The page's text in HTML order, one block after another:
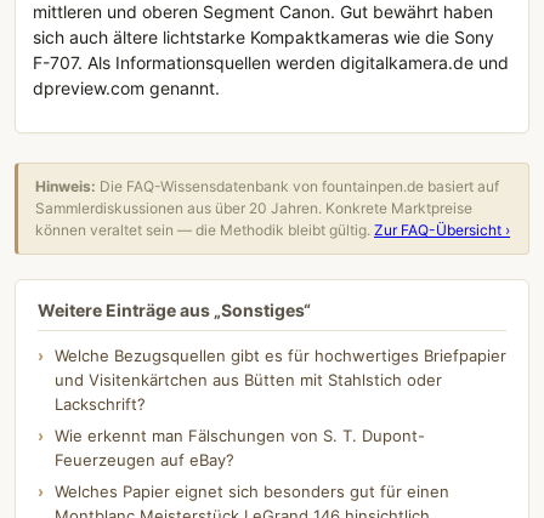
mittleren und oberen Segment Canon. Gut bewährt haben
sich auch ältere lichtstarke Kompaktkameras wie die Sony
F-707. Als Informationsquellen werden digitalkamera.de und
dpreview.com genannt.
Hinweis: Die FAQ-Wissensdatenbank von fountainpen.de basiert auf
Sammlerdiskussionen aus über 20 Jahren. Konkrete Marktpreise
können veraltet sein — die Methodik bleibt gültig. Zur FAQ-Übersicht ›
Weitere Einträge aus „Sonstiges“
Welche Bezugsquellen gibt es für hochwertiges Briefpapier
und Visitenkärtchen aus Bütten mit Stahlstich oder
Lackschrift?
Wie erkennt man Fälschungen von S. T. Dupont-
Feuerzeugen auf eBay?
Welches Papier eignet sich besonders gut für einen